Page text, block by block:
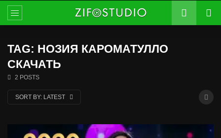
TAG: НОЗИЯ КАРОМАТУЛЛО
СКАЧАТЬ
2 POSTS
SORT BY: LATEST